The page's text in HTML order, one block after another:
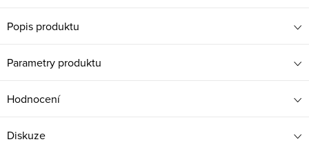
Popis produktu
Parametry produktu
Hodnocení
Diskuze